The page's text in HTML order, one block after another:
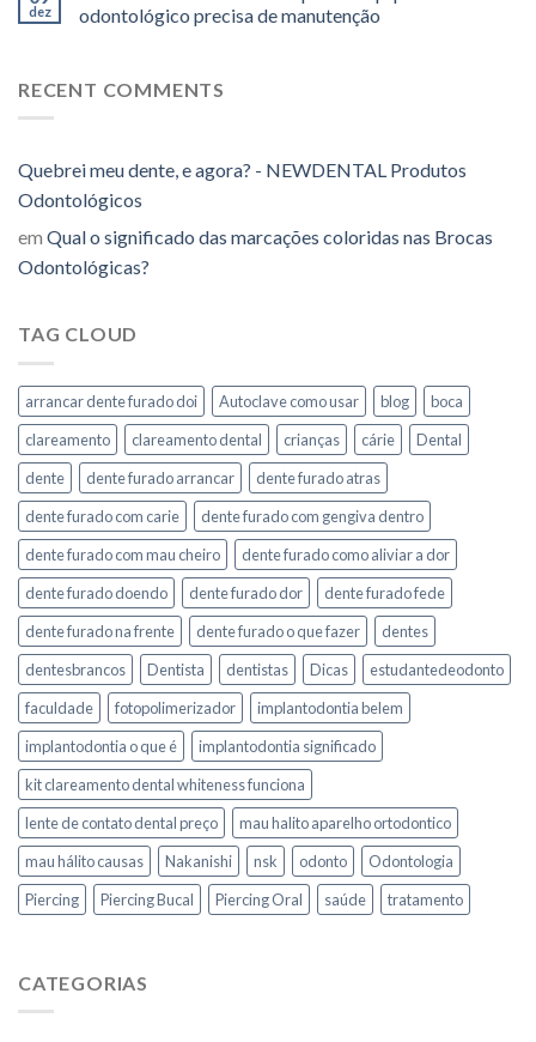
dez
odontológico precisa de manutenção
RECENT COMMENTS
Quebrei meu dente, e agora? - NEWDENTAL Produtos
Odontológicos
em Qual o significado das marcações coloridas nas Brocas
Odontológicas?
TAG CLOUD
arrancar dente furado doi Autoclave como usar blog
boca
clareamento
clareamento dental crianças cárie
Dental
dente
dente furado arrancar
dente furado atras
dente furado com carie
dente furado com gengiva dentro
dente furado com mau cheiro
dente furado como aliviar a dor
dente furado doendo
dente furado dor
dente furado fede
dente furado na frente
dente furado o que fazer
dentes
dentesbrancos
Dentista dentistas Dicas
estudantedeodonto
faculdade
fotopolimerizador
implantodontia belem
implantodontia o que é
implantodontia significado
kit clareamento dental whiteness funciona
lente de contato dental preço
mau halito aparelho ortodontico
mau hálito causas
Nakanishi nsk odonto
Odontologia
Piercing
Piercing Bucal Piercing Oral saúde tratamento
CATEGORIAS